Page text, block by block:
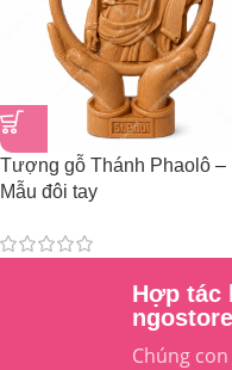
Tượng gỗ Thánh Phaolô –
Mẫu đôi tay
Hợp tác
Chúng